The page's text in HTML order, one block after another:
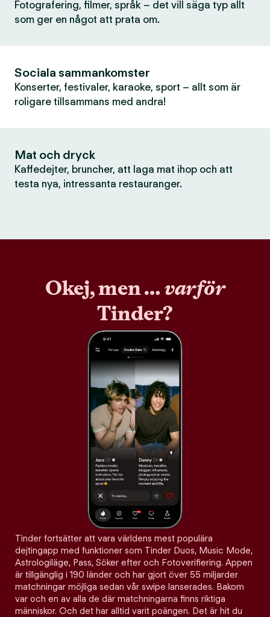
Fotografering, filmer, språk – det vill säga typ allt
som ger en något att prata om.
Sociala sammankomster
Konserter, festivaler, karaoke, sport – allt som är
roligare tillsammans med andra!
Mat och dryck
Kaffedejter, bruncher, att laga mat ihop och att
testa nya, intressanta restauranger.
Okej, men …varför
Tinder?
Tinder fortsätter att vara världens mest populära
dejtingapp med funktioner som Tinder Duos, Music Mode,
Astrologiläge, Pass, Söker efter och Fotoverifiering. Appen
är tillgänglig i 190 länder och har gjort över 55 miljarder
matchningar möjliga sedan vår swipe lanserades. Bakom
var och en av alla de där matchningarna finns riktiga
människor. Och det har alltid varit poängen. Det är hit du